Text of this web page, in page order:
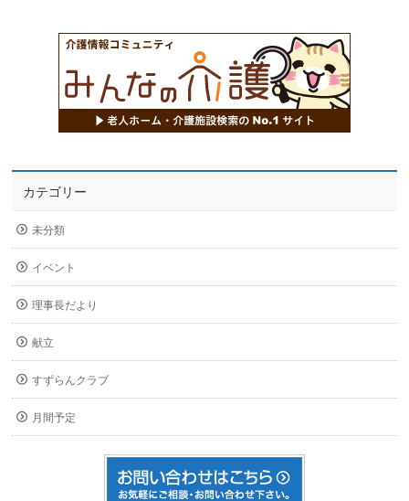
カテゴリー
未分類
イベント
理事長だより
献立
すずらんクラブ
月間予定